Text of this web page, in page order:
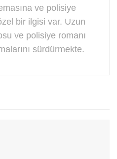
ve polisiye
bir ilgisi var. Uzun
ve polisiye romanı
sürdürmekte.